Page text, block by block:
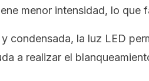
menor intensidad, lo que
condensada, la luz LED
a realizar el